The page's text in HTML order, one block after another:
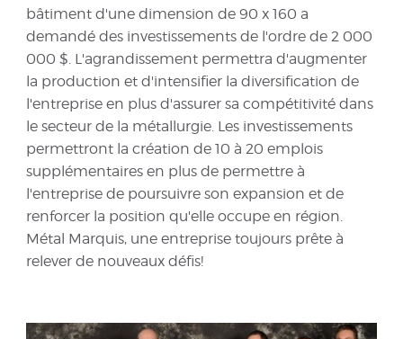
bâtiment d'une dimension de 90 x 160 a
demandé des investissements de l'ordre de 2 000
000 $. L'agrandissement permettra d'augmenter
la production et d'intensifier la diversification de
l'entreprise en plus d'assurer sa compétitivité dans
le secteur de la métallurgie. Les investissements
permettront la création de 10 à 20 emplois
supplémentaires en plus de permettre à
l'entreprise de poursuivre son expansion et de
renforcer la position qu'elle occupe en région.
Métal Marquis, une entreprise toujours prête à
relever de nouveaux défis!